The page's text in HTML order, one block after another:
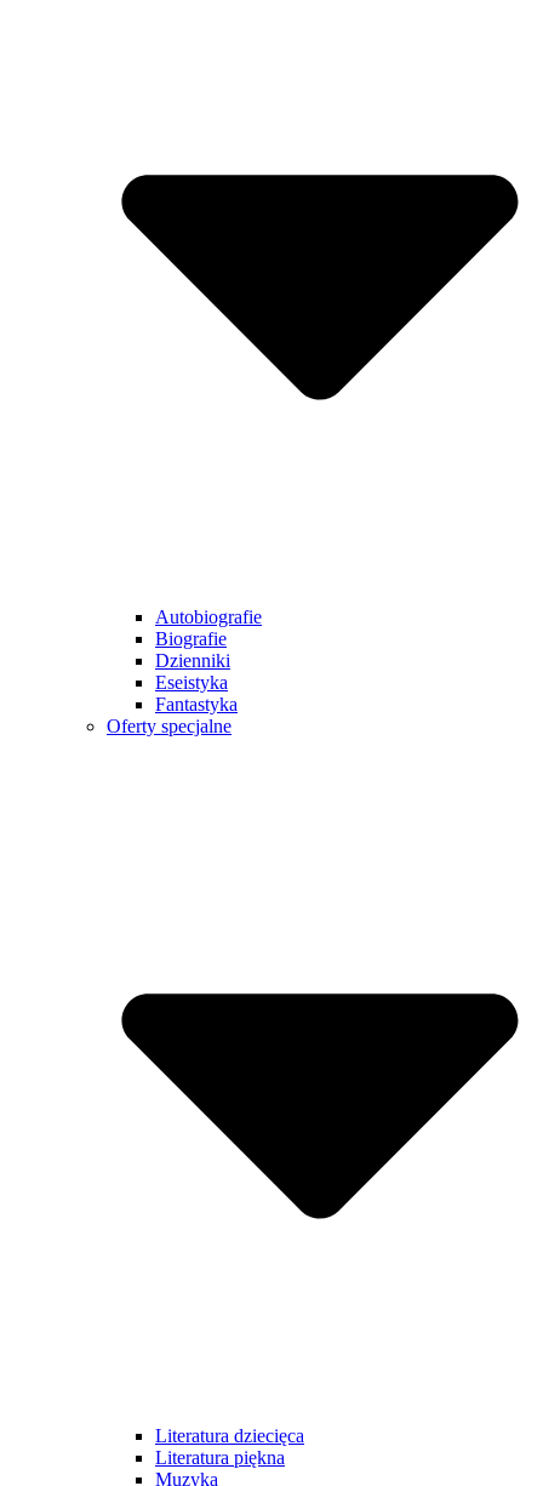
Autobiografie
Biografie
Dzienniki
Eseistyka
Fantastyka
Oferty specjalne
Literatura dziecięca
Literatura piękna
Muzyka